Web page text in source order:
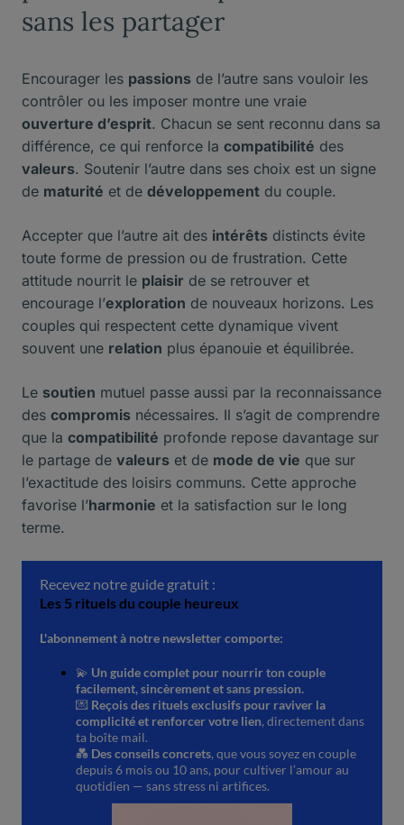
sans les partager
Encourager les passions de l’autre sans vouloir les
contrôler ou les imposer montre une vraie
ouverture d’esprit. Chacun se sent reconnu dans sa
différence, ce qui renforce la compatibilité des
valeurs. Soutenir l’autre dans ses choix est un signe
de maturité et de développement du couple.
Accepter que l’autre ait des intérêts distincts évite
toute forme de pression ou de frustration. Cette
attitude nourrit le plaisir de se retrouver et
encourage l’exploration de nouveaux horizons. Les
couples qui respectent cette dynamique vivent
souvent une relation plus épanouie et équilibrée.
Le soutien mutuel passe aussi par la reconnaissance
des compromis nécessaires. Il s’agit de comprendre
que la compatibilité profonde repose davantage sur
le partage de valeurs et de mode de vie que sur
l’exactitude des loisirs communs. Cette approche
favorise l’harmonie et la satisfaction sur le long
terme.